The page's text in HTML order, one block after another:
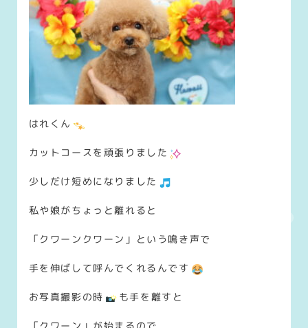
はれくん
カットコースを頑張りました
少しだけ短めになりました
私や娘がちょっと離れると
「クワーンクワーン」という鳴き声で
手を伸ばして呼んでくれるんです
お写真撮影の時 も手を離すと